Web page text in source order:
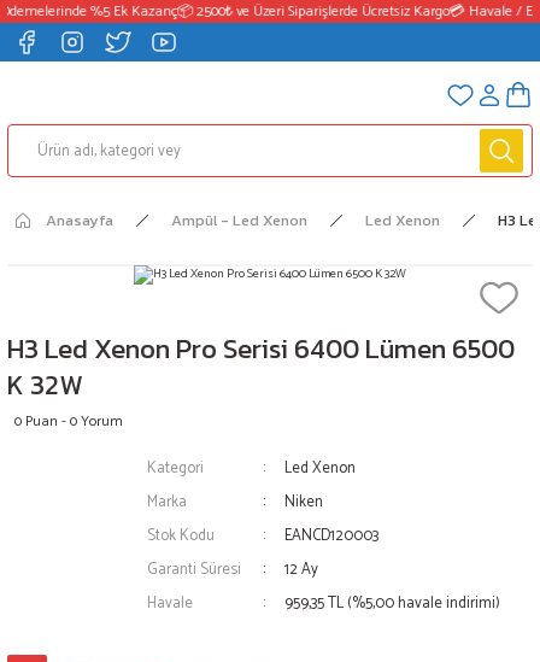
%5 Ek Kazanç📦 2500₺ ve Üzeri Siparişlerde Ücretsiz Kargo💳 Havale /
Anasayfa Ampül - Led Xenon Led Xenon H3
H3 Led Xenon Pro Serisi 6400 Lümen 6500
K 32W
0 Puan - 0 Yorum
Kategori
Led Xenon
Marka
Niken
Stok Kodu
EANCD120003
Garanti Süresi
12 Ay
Havale
959,35 TL (%5,00 havale indirimi)